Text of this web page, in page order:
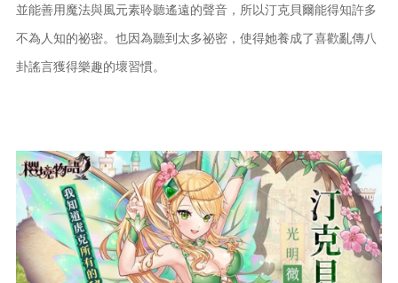
並能善用魔法與風元素聆聽遙遠的聲音，所以汀克貝爾能得知許多
不為人知的祕密。也因為聽到太多祕密，使得她養成了喜歡亂傳八
卦謠言獲得樂趣的壞習慣。